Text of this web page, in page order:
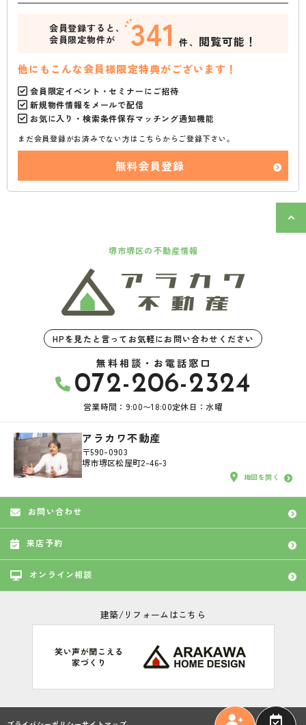
会員登録すると、
会員限定物件が
341 件、 閲覧可能！
他にもこんな会員様限定特典がございます！
会員限定イベント・セミナーにご招待
新規物件情報をメールで配信
お気に入り・検索条件保存マッチング通知機能
まだ会員登録がお済みでない方はこちらからご登録下さい。
無料会員登録
堺市堺区の不動産情報
HPを見たと言ってお気軽にお問い合わせください
無料相談・お電話窓口
072-206-2324
営業時間：9:00〜18:00定休日：水曜
アラカワ不動産
〒590-0903
堺市堺区松屋町2-46-3
地図を開く
お問い合わせ
来店予約
オンライン相談
建築/リフォームはこちら